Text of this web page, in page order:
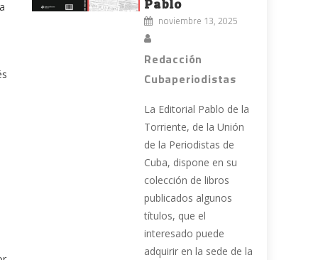
Pablo
noviembre 13, 2025
Redacción
Cubaperiodistas
La Editorial Pablo de la
Torriente, de la Unión
de la Periodistas de
Cuba, dispone en su
colección de libros
publicados algunos
títulos, que el
interesado puede
adquirir en la sede de la